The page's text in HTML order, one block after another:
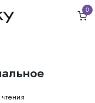
0